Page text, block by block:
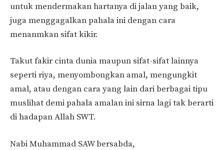
untuk mendermakan hartanya di jalan yang baik,
juga menggagalkan pahala ini dengan cara
menanmkan sifat kikir.
Takut fakir cinta dunia maupun sifat-sifat lainnya
seperti riya, menyombongkan amal, mengungkit
amal, atau dengan cara yang lain dari berbagai tipu
muslihat demi pahala amalan ini sirna lagi tak berarti
di hadapan Allah SWT.
Nabi Muhammad SAW bersabda,